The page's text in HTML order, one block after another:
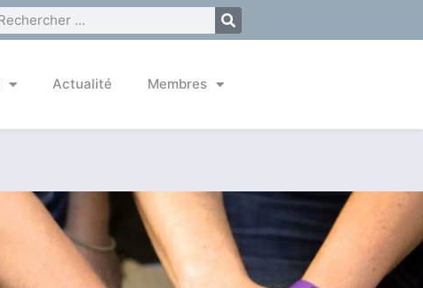
Actualité Membres